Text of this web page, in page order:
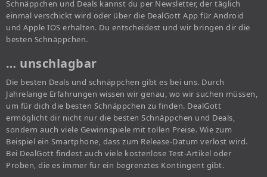
Schnäppchen und Deals kannst du per Newsletter, der täglich
einmal verschickt wird oder über die DealGott App für Android
und Apple IOS erhalten. Du entscheidest und wir bringen dir die
besten Schnäppchen.
… unschlagbar
Die besten Deals und schnäppchen gibt es bei uns. Durch
Jahrelange Erfahrungen wissen wir genau, wo wir suchen müssen,
um für dich die besten Schnäppchen zu finden. DealGott
ermöglicht dir nicht nur die besten Schnäppchen und Deals,
sondern auch viele Gewinnspiele mit tollen Preise. Wie zum
Beispiel ein Smartphone, dass zum Release-Datum verlost wird.
Bei DealGott findest auch viele kostenlose Test-Artikel oder
Proben, die es immer für ein begrenztes Kontingent gibt.